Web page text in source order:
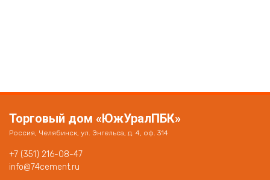
Торговый дом «ЮжУралПБК»
Россия, Челябинск, ул. Энгельса, д. 4, оф. 314
+7 (351) 216-08-47
info@74cement.ru